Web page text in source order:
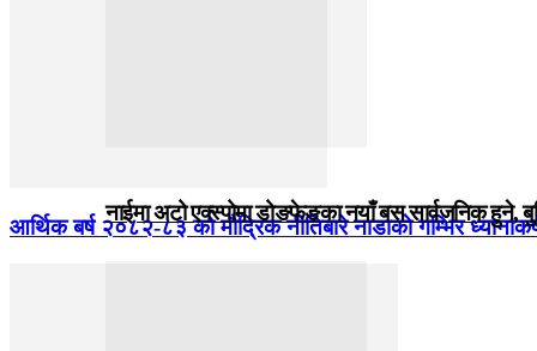
नाईमा अटो एक्स्पोमा डोङफेङका नयाँ बस सार्वजनिक हुने,
आर्थिक बर्ष २०८२-८३ को मौद्रिक नीतिबारे नाडाकाे गम्भिर